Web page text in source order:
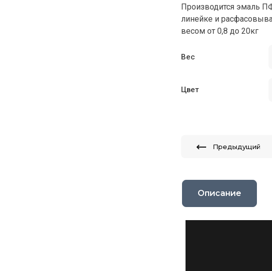
Производится эмаль
линейке и
весом от 0,8 до 20кг
Вес
Цвет
Предыдущий
Описание